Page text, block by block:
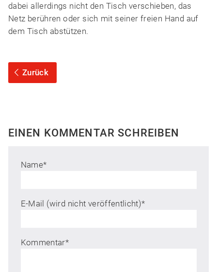
dabei allerdings nicht den Tisch verschieben, das
Netz berühren oder sich mit seiner freien Hand auf
dem Tisch abstützen.
Zurück
EINEN KOMMENTAR SCHREIBEN
Name*
E-Mail (wird nicht veröffentlicht)*
Kommentar*